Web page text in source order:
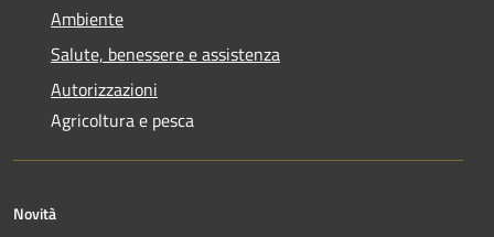
Ambiente
Salute, benessere e assistenza
Autorizzazioni
Agricoltura e pesca
Novità